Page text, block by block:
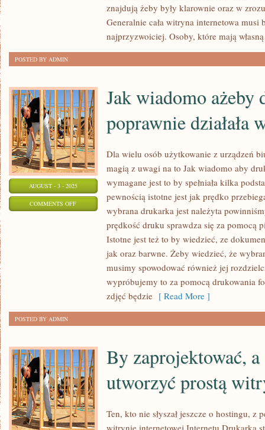
znajdują żeby były klarownie oraz w
Generalnie cała witryna internetowa musi
najprzyzwoiciej. Osoby, które mają własną
POSTED BY ADMIN
AUGUST - 3 - 2025
COMMENTS OFFON
Jak wiadomo ażeby
poprawnie działała
Dla wielu osób użytkowanie z urządzeń
magią z uwagi na to Jak wiadomo aby
wymagane jest to by spełniała kilka
pewnością istotne jest jak prędko
wybrana drukarka jest należyta
prędkość druku sprawdza się za pomocą
Istotne jest też to by wiedzieć, ze
jak oraz barwne. Żeby wiedzieć, że
musimy spowodować również jej
wypróbujemy to za pomocą drukowania
zdjęć będzie [ Read More ]
POSTED BY ADMIN
By zaprojektować,
utworzyć prostą
Ten, kto nie słyszał jeszcze o hostingu, z
witrynie internetowej Internetu Drukarka